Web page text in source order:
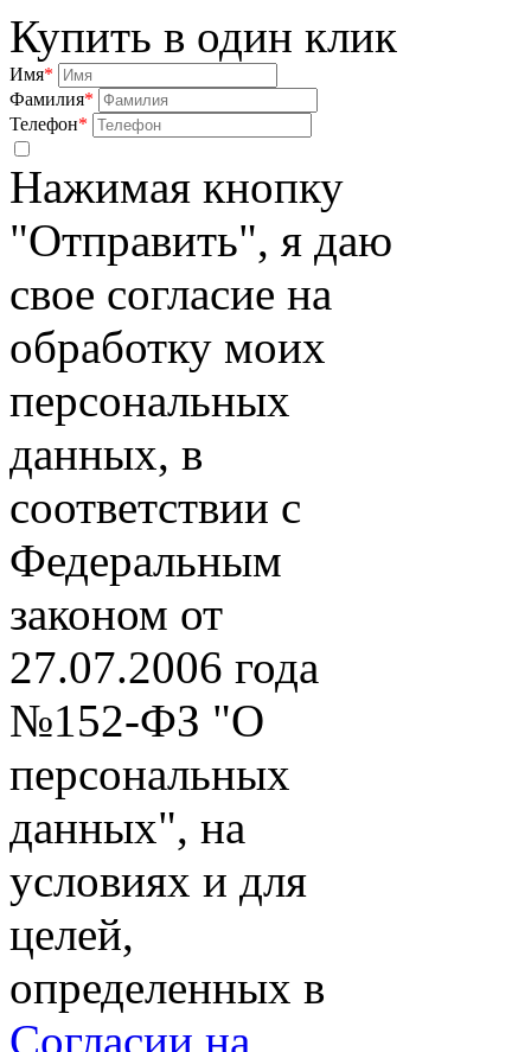
Купить в один клик
Имя*
Фамилия*
Телефон*
Нажимая кнопку
"Отправить", я даю
свое согласие на
обработку моих
персональных
данных, в
соответствии с
Федеральным
законом от
27.07.2006 года
№152-ФЗ "О
персональных
данных", на
условиях и для
целей,
определенных в
Согласии на